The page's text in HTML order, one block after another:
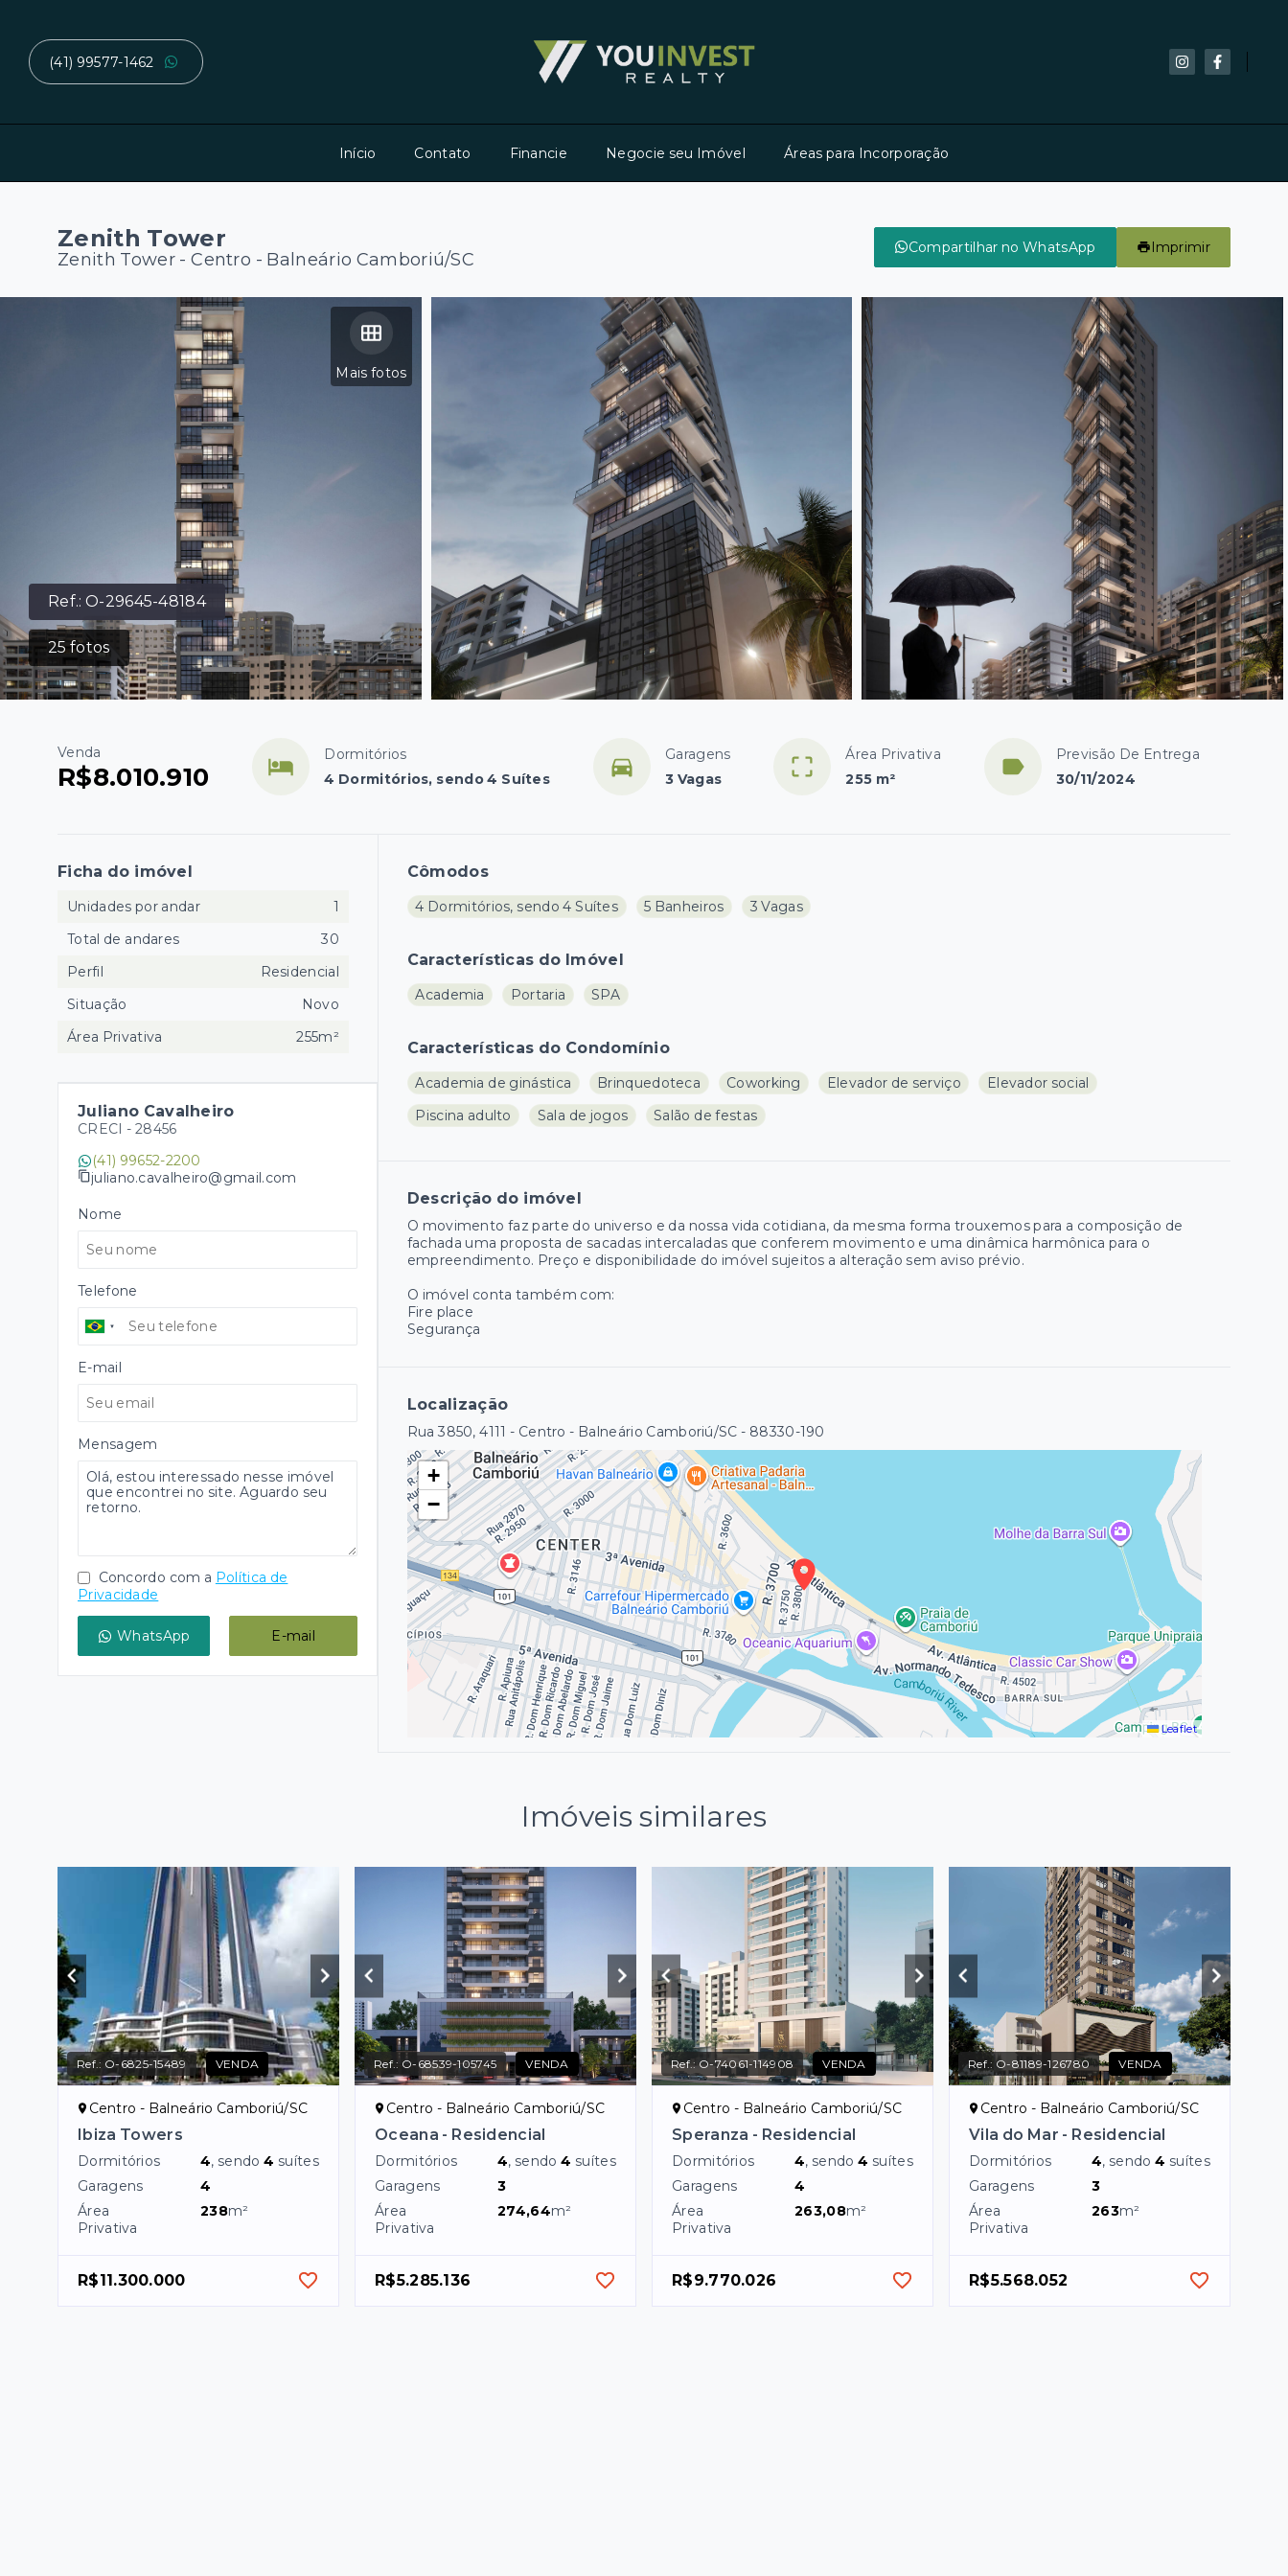
(41) 99577-1462
Início Contato Financie Negocie seu Imóvel Áreas para Incorporação
Zenith Tower
Zenith Tower -Centro - Balneário Camboriú/SC
Compartilhar no WhatsApp Imprimir
Ref.:O-29645-48184
25fotos
Mais fotos
Venda
R$8.010.910
Dormitórios
4 Dormitórios, sendo 4 Suítes
Garagens
3 Vagas
Área Privativa
255 m²
Previsão De Entrega
30/11/2024
Cômodos
4 Dormitórios, sendo 4 Suítes 5 Banheiros 3 Vagas
Características do Imóvel
Academia Portaria SPA
Características do Condomínio
Academia de ginástica Brinquedoteca Coworking Elevador de serviço
Elevador social
Piscina adulto
Sala de jogos Salão de festas
Descrição do imóvel
O movimento faz parte do universo e da nossa vida cotidiana, da mesma forma trouxemos para a composição de
fachada uma proposta de sacadas intercaladas que conferem movimento e uma dinâmica harmônica para o
empreendimento. Preço e disponibilidade do imóvel sujeitos a alteração sem aviso prévio.
O imóvel conta também com:
Fire place
Segurança
Localização
Rua 3850, 4111 - Centro - Balneário Camboriú/SC - 88330-190
+
−
Leaflet
Ficha do imóvel
Unidades por andar
1
Total de andares
30
Perfil
Residencial
Situação
Novo
Área Privativa
255m²
Juliano Cavalheiro
CRECI - 28456
(41) 99652-2200
juliano.cavalheiro@gmail.com
Nome
Telefone
E-mail
Mensagem
Concordo com a Política de
Privacidade
WhatsApp E-mail
Imóveis similares
Ref.: O-6825-15489 VENDA
Centro - Balneário Camboriú/SC
Ibiza Towers
Dormitórios 4, sendo4 suítes
Garagens
4
Área
Privativa
238m²
R$11.300.000
Ref.: O-68539-105745 VENDA
Centro - Balneário Camboriú/SC
Oceana - Residencial
Dormitórios 4, sendo4 suítes
Garagens
3
Área
Privativa
274,64m²
R$5.285.136
Ref.:O-74061-114908 VENDA
Centro - Balneário Camboriú/SC
Speranza - Residencial
Dormitórios 4, sendo4 suítes
Garagens
4
Área
Privativa
263,08m²
R$9.770.026
Ref.:O-81189-126780 VENDA
Centro - Balneário Camboriú/SC
Vila do Mar - Residencial
Dormitórios 4, sendo4 suítes
Garagens
3
Área
Privativa
263m²
R$5.568.052